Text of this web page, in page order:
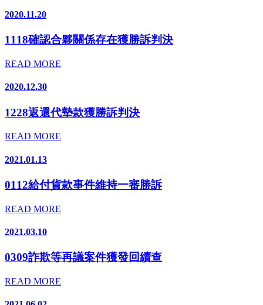
2020.11.20
1118確認合夥關係存在獲勝訴判決
READ MORE
2020.12.30
1228返還代墊款獲勝訴判決
READ MORE
2021.01.13
0112給付貨款事件維持一審勝訴
READ MORE
2021.03.10
0309詐欺等再議案件獲發回續查
READ MORE